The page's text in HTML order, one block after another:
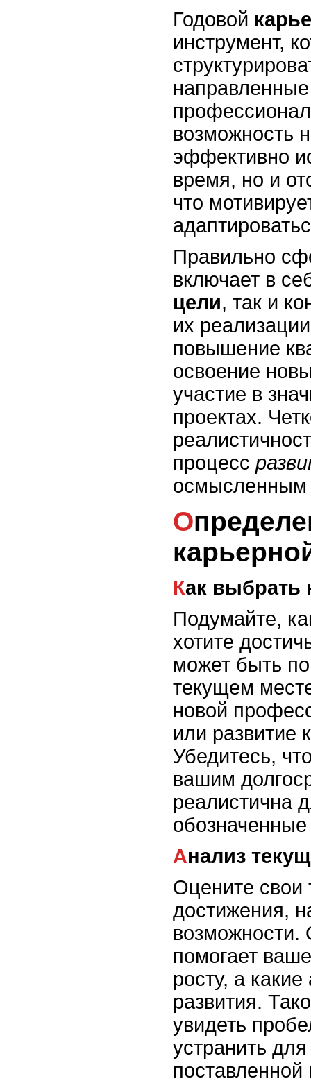
Годовой
инструмент,
возможность
эффективно
время, но и
что
Правильно
включает в
цели, так и
их
повышение
освоение
участие в
проектах.
процесс
осмысленным
Определение ключевой
Как
Подумайте,
хотите
может быть
текущем
новой
или развитие
Убедитесь,
вашим
реалистична
обозначенные
Анализ
Оцените свои
достижения,
возможности.
помогает
росту, а
развития.
увидеть
устранить
поставленной